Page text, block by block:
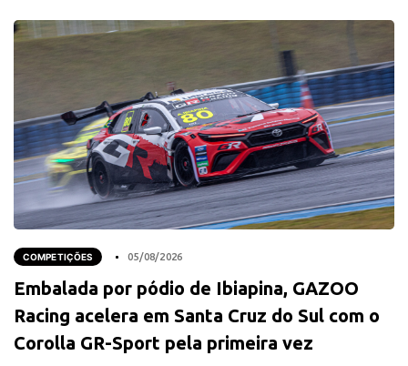
COMPETIÇÕES 05/08/2026
Embalada por pódio de Ibiapina, GAZOO
Racing acelera em Santa Cruz do Sul com o
Corolla GR-Sport pela primeira vez